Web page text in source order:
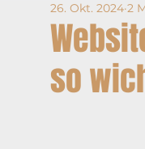
so
26. Okt. 2024 2